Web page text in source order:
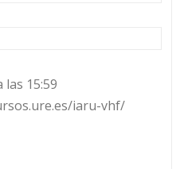
las 15:59
iaru-vhf/